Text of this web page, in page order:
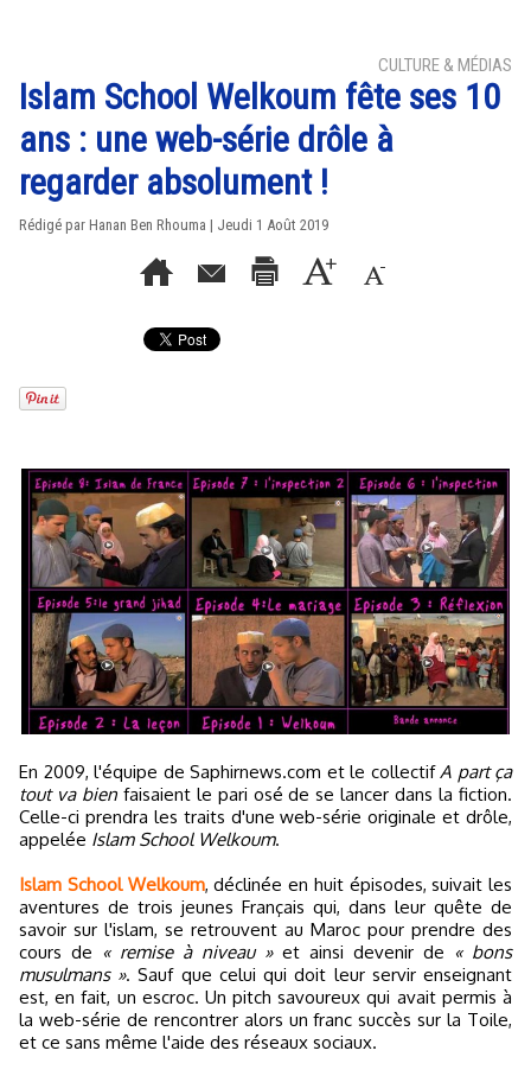
CULTURE & MÉDIAS
Islam School Welkoum fête ses 10
ans : une web-série drôle à
regarder absolument !
Rédigé par Hanan Ben Rhouma | Jeudi 1 Août 2019
En 2009, l'équipe de Saphirnews.com et le collectifA part ça
tout va bienfaisaient le pari osé de se lancer dans la fiction.
Celle-ci prendra les traits d'une web-série originale et drôle,
appelée Islam School Welkoum.
Islam School Welkoum, déclinée en huit épisodes, suivait les
aventures de trois jeunes Français qui, dans leur quête de
savoir sur l'islam, se retrouvent au Maroc pour prendre des
cours de « remise à niveau »et ainsi devenir de « bons
musulmans ». Sauf que celui qui doit leur servir enseignant
est, en fait, un escroc. Un pitch savoureux qui avait permis à
la web-série de rencontrer alors un franc succès sur la Toile,
et ce sans même l'aide des réseaux sociaux.